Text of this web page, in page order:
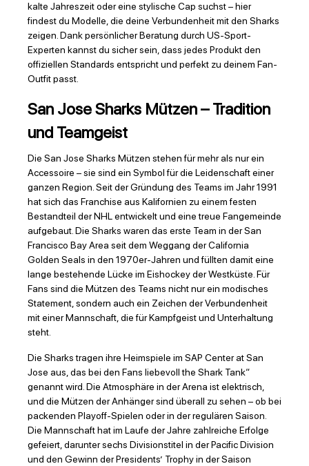
kalte Jahreszeit oder eine stylische Cap suchst – hier
findest du Modelle, die deine Verbundenheit mit den Sharks
zeigen. Dank persönlicher Beratung durch US-Sport-
Experten kannst du sicher sein, dass jedes Produkt den
offiziellen Standards entspricht und perfekt zu deinem Fan-
Outfit passt.
San Jose Sharks Mützen – Tradition
und Teamgeist
Die San Jose Sharks Mützen stehen für mehr als nur ein
Accessoire – sie sind ein Symbol für die Leidenschaft einer
ganzen Region. Seit der Gründung des Teams im Jahr 1991
hat sich das Franchise aus Kalifornien zu einem festen
Bestandteil der NHL entwickelt und eine treue Fangemeinde
aufgebaut. Die Sharks waren das erste Team in der San
Francisco Bay Area seit dem Weggang der California
Golden Seals in den 1970er-Jahren und füllten damit eine
lange bestehende Lücke im Eishockey der Westküste. Für
Fans sind die Mützen des Teams nicht nur ein modisches
Statement, sondern auch ein Zeichen der Verbundenheit
mit einer Mannschaft, die für Kampfgeist und Unterhaltung
steht.
Die Sharks tragen ihre Heimspiele im SAP Center at San
Jose aus, das bei den Fans liebevoll the Shark Tank“
genannt wird. Die Atmosphäre in der Arena ist elektrisch,
und die Mützen der Anhänger sind überall zu sehen – ob bei
packenden Playoff-Spielen oder in der regulären Saison.
Die Mannschaft hat im Laufe der Jahre zahlreiche Erfolge
gefeiert, darunter sechs Divisionstitel in der Pacific Division
und den Gewinn der Presidents’ Trophy in der Saison